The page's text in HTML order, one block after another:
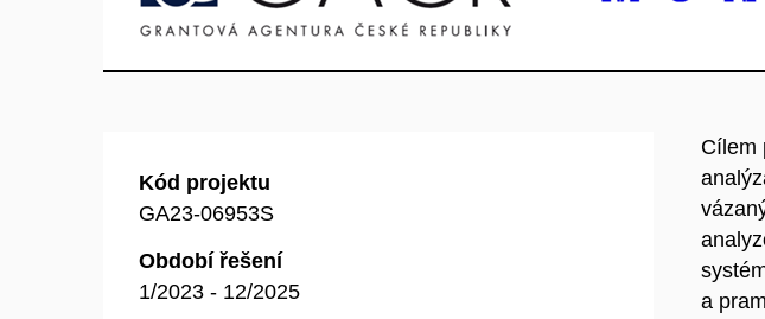
Kód projektu
GA23-06953S
Období řešení
1/2023 - 12/2025
Cílem
a